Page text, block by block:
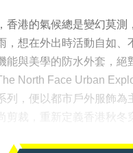
香港的氣候總是變幻莫測
，想在外出時活動自如、
能與美學的防水外套，絕
North Face Urban
列，便以都市戶外服飾為
剪裁，重新定義香港秋冬